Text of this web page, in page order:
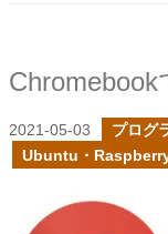
2021-05-03 プログ
Ubuntu・